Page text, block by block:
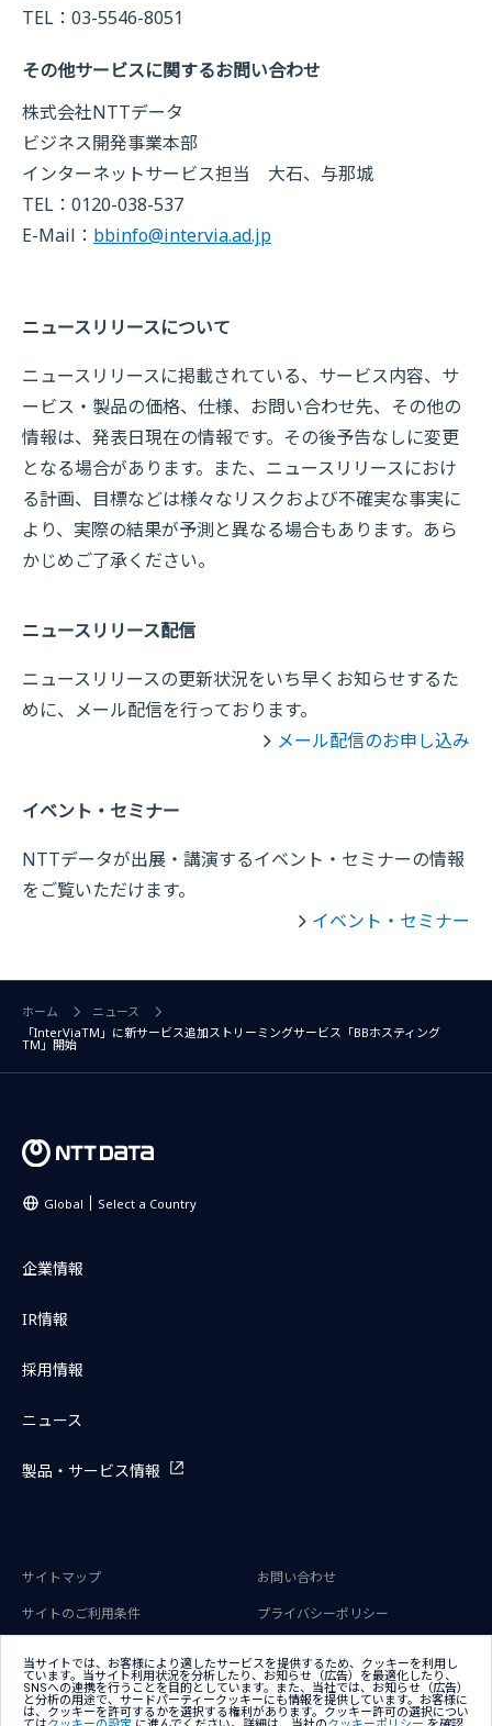
TEL：03-5546-8051
その他サービスに関するお問い合わせ
株式会社NTTデータ
ビジネス開発事業本部
インターネットサービス担当 大石、与那城
TEL：0120-038-537
E-Mail： bbinfo@intervia.ad.jp
ニュースリリースについて
ニュースリリースに掲載されている、サービス内容、サ
ービス・製品の価格、仕様、お問い合わせ先、その他の
情報は、発表日現在の情報です。その後予告なしに変更
となる場合があります。また、ニュースリリースにおけ
る計画、目標などは様々なリスクおよび不確実な事実に
より、実際の結果が予測と異なる場合もあります。あら
かじめご了承ください。
ニュースリリース配信
ニュースリリースの更新状況をいち早くお知らせするた
めに、メール配信を行っております。
メール配信のお申し込み
イベント・セミナー
NTTデータが出展・講演するイベント・セミナーの情報
をご覧いただけます。
イベント・セミナー
ホーム
ニュース
「InterViaTM」に新サービス追加ストリーミングサービス「BBホスティング
TM」開始
Global Select a Country
企業情報
IR情報
採用情報
ニュース
製品・サービス情報
サイトマップ
お問い合わせ
サイトのご利用条件
プライバシーポリシー
クッキー（Cookie）プリファレン
ス
当サイトでは、お客様により適したサービスを提供するため、クッキーを利用し
ています。当サイト利用状況を分析したり、お知らせ（広告）を最適化したり、
SNSへの連携を行うことを目的としています。また、当社では、お知らせ（広告）
と分析の用途で、サードパーティークッキーにも情報を提供しています。お客様に
は、クッキーを許可するかを選択する権利があります。クッキー許可の選択につい